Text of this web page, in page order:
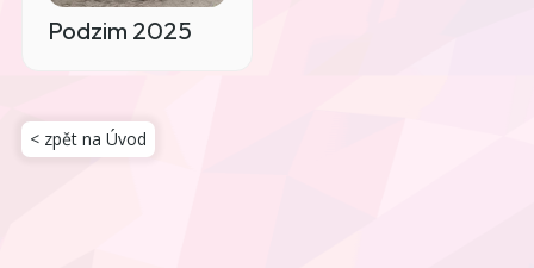
Podzim 2025
< zpět na Úvod